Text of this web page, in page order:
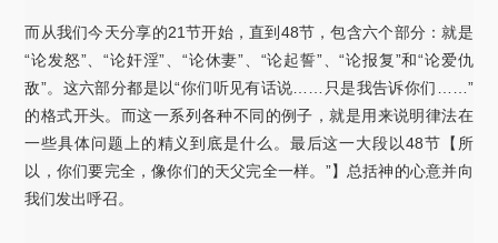
而从我们今天分享的21节开始，直到48节，包含六个部分：就是
“论发怒”、“论奸淫”、“论休妻”、“论起誓”、“论报复”和“论爱仇
敌”。这六部分都是以“你们听见有话说……只是我告诉你们……”
的格式开头。而这一系列各种不同的例子，就是用来说明律法在
一些具体问题上的精义到底是什么。最后这一大段以48节【所
以，你们要完全，像你们的天父完全一样。”】总括神的心意并向
我们发出呼召。